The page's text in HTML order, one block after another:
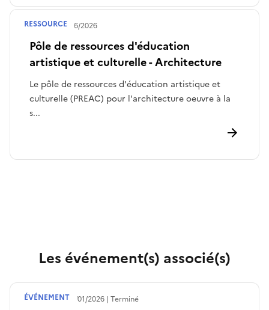
Pôle de ressources d'éducation
artistique et culturelle - Architecture
Le pôle de ressources d'éducation artistique et
culturelle (PREAC) pour l'architecture oeuvre à la
s...
Publié le11/06/2026
RESSOURCE
Les événement(s) associé(s)
Terminé le14/01/2026 Terminé
ÉVÉNEMENT